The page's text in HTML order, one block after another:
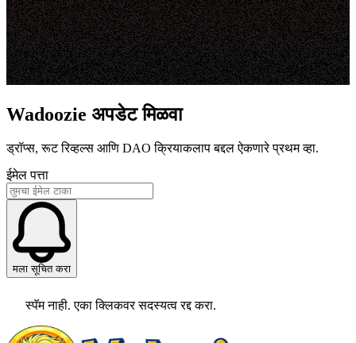
Wadoozie अपडेट मिळवा
ड्रॉप्स, रूट रिव्हल्स आणि DAO क्रियाकलाप बद्दल ऐकणारे प्रथम व्हा.
ईमेल पत्ता
मला सूचित करा
स्पॅम नाही. एका क्लिकवर सदस्यत्व रद्द करा.